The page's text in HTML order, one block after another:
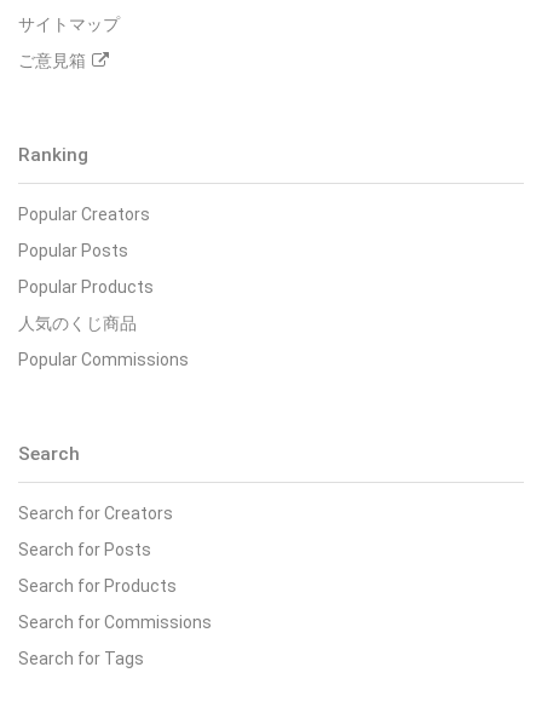
サイトマップ
ご意見箱
Ranking
Popular Creators
Popular Posts
Popular Products
人気のくじ商品
Popular Commissions
Search
Search for Creators
Search for Posts
Search for Products
Search for Commissions
Search for Tags